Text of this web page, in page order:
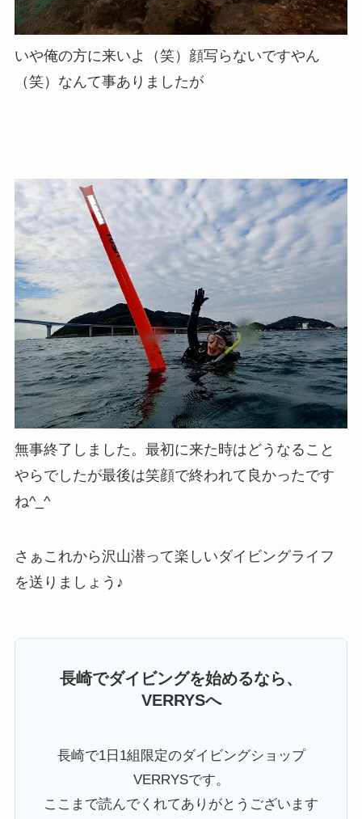
いや俺の方に来いよ（笑）顔写らないですやん
（笑）なんて事ありましたが
無事終了しました。最初に来た時はどうなること
やらでしたが最後は笑顔で終われて良かったです
ね^_^
さぁこれから沢山潜って楽しいダイビングライフ
を送りましょう♪
長崎でダイビングを始めるなら、
VERRYSへ
長崎で1日1組限定のダイビングショップ
VERRYSです。
ここまで読んでくれてありがとうございます